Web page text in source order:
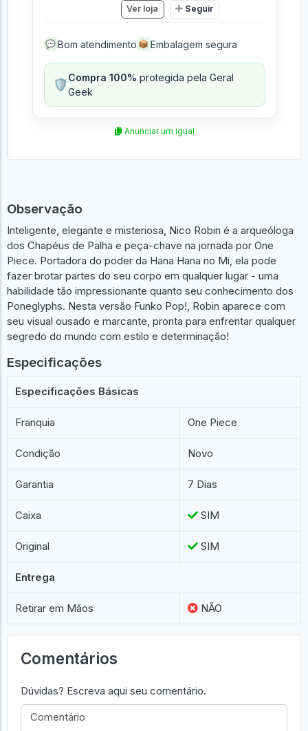
Ver loja Seguir
💬 Bom atendimento 📦 Embalagem segura
🛡️Compra 100% protegida pela Geral
Geek
Anunciar um igual
Observação
Inteligente, elegante e misteriosa, Nico Robin é a arqueóloga
dos Chapéus de Palha e peça-chave na jornada por One
Piece. Portadora do poder da Hana Hana no Mi, ela pode
fazer brotar partes do seu corpo em qualquer lugar - uma
habilidade tão impressionante quanto seu conhecimento dos
Poneglyphs. Nesta versão Funko Pop!, Robin aparece com
seu visual ousado e marcante, pronta para enfrentar qualquer
segredo do mundo com estilo e determinação!
Especificações
Especificações Básicas
Franquia One Piece
Condição Novo
Garantia 7 Dias
Caixa SIM
Original SIM
Entrega
Retirar em Mãos NÃO
Comentários
Dúvidas? Escreva aqui seu comentário.